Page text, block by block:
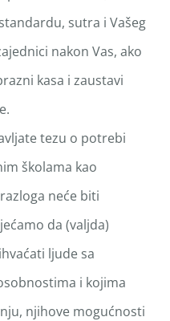
sutra i Vašeg
nakon Vas, ako
kasa i zaustavi
tezu o potrebi
školama kao
neće biti
da (valjda)
ljude sa
i kojima
njihove mogućnosti